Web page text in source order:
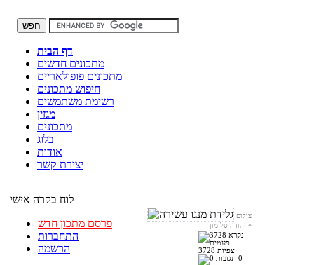
דף הבית
מתכונים חדשים
מתכונים פופולאריים
חיפוש מתכונים
רשימת משתמשים
מגזין
מתכונים
בלוג
אודות
יצירת קשר
לוח בקרה אישי
פרסם מתכון חדש
התחברות
הרשמה
צילום:
*
3728 צפיות
0